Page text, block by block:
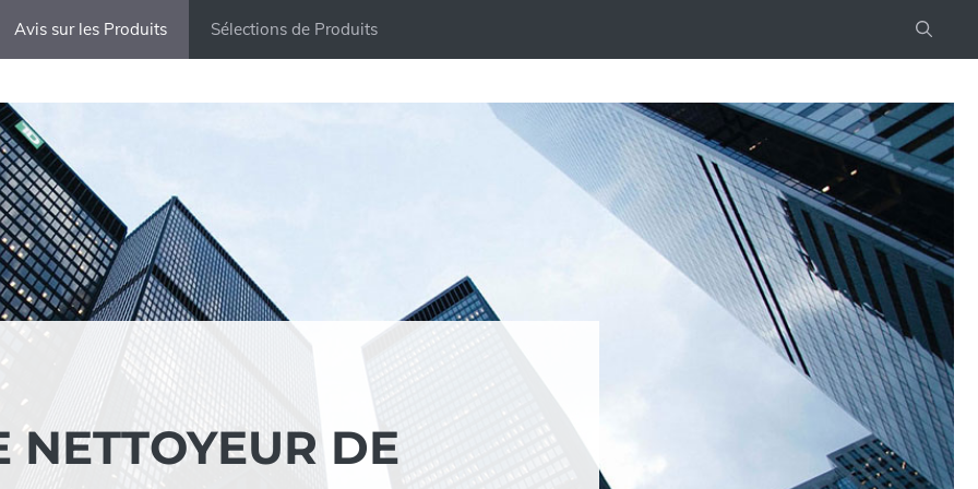
Avis sur les Produits Sélections de Produits
NETTOYEUR DE